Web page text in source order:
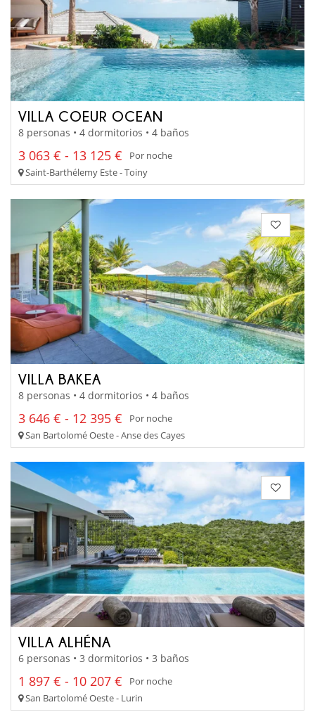
VILLA COEUR OCEAN
8 personas • 4 dormitorios • 4 baños
3 063 € - 13 125 €
Por noche
Saint-Barthélemy Este - Toiny
VILLA BAKEA
8 personas • 4 dormitorios • 4 baños
3 646 € - 12 395 €
Por noche
San Bartolomé Oeste - Anse des Cayes
VILLA ALHÉNA
6 personas • 3 dormitorios • 3 baños
1 897 € - 10 207 €
Por noche
San Bartolomé Oeste - Lurin